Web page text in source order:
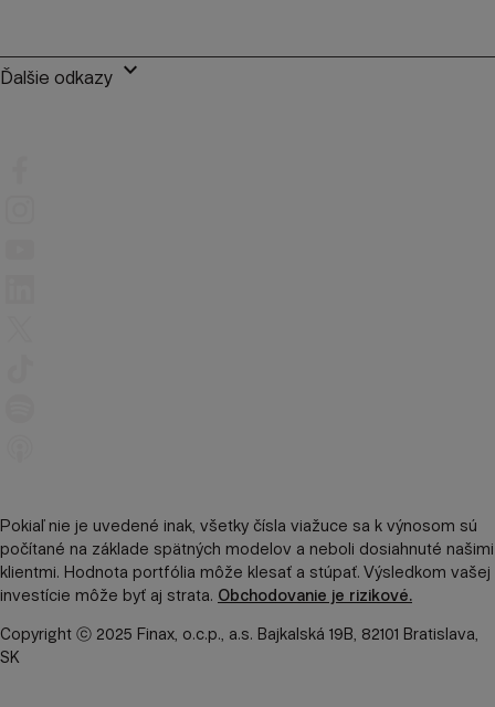
Ďalšie odkazy keyboard_arrow_down
Pokiaľ nie je uvedené inak, všetky čísla viažuce sa k výnosom sú
počítané na základe spätných modelov a neboli dosiahnuté našimi
klientmi. Hodnota portfólia môže klesať a stúpať. Výsledkom vašej
investície môže byť aj strata. Obchodovanie je rizikové.
Copyright ⓒ 2025 Finax, o.c.p., a.s. Bajkalská 19B, 82101 Bratislava,
SK